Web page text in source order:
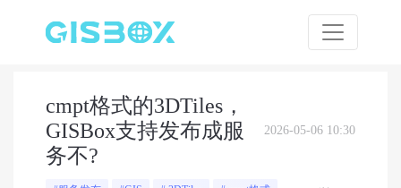
cmpt格式的3DTiles，
GISBox支持发布成服
务不?
2026-05-06 10:30